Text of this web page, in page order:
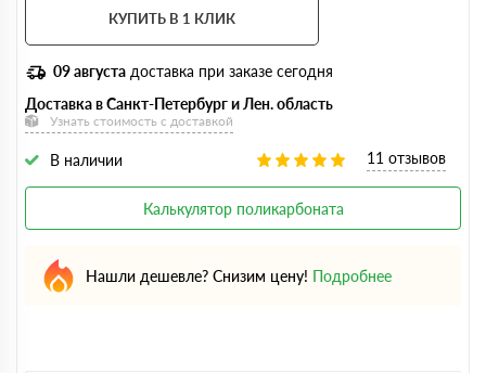
КУПИТЬ В 1 КЛИК
09 августа доставка при заказе сегодня
Доставка в Санкт-Петербург и Лен. область
Узнать стоимость с доставкой
В наличии 11 отзывов
Калькулятор поликарбоната
Нашли дешевле? Снизим цену! Подробнее